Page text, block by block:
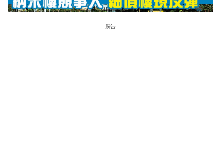
廣告